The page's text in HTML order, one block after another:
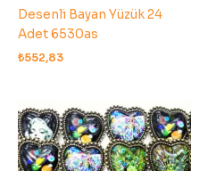
Desenli Bayan Yüzük 24
Adet 6530as
₺552,83